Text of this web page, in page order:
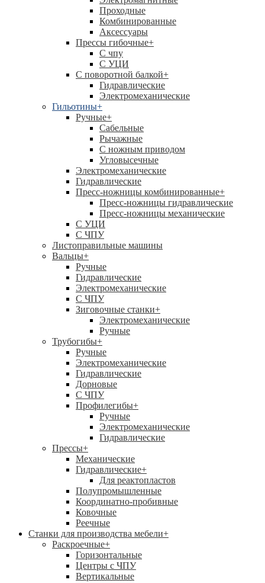
Проходные
Комбинированные
Аксессуары
Прессы гибочные+
C чпу
С УЦИ
С поворотной балкой+
Гидравлические
Электромеханические
Гильотины+
Ручные+
Сабельные
Рычажные
С ножным приводом
Угловысечные
Электромеханические
Гидравлические
Пресс-ножницы комбинированные+
Пресс-ножницы гидравлические
Пресс-ножницы механические
С УЦИ
С ЧПУ
Листоправильные машины
Вальцы+
Ручные
Гидравлические
Электромеханические
С ЧПУ
Зиговочные станки+
Электромеханические
Ручные
Трубогибы+
Ручные
Электромеханические
Гидравлические
Дорновые
С ЧПУ
Профилегибы+
Ручные
Электромеханические
Гидравлические
Прессы+
Механические
Гидравлические+
Для реактопластов
Полупромышленные
Координатно-пробивные
Ковочные
Реечные
Станки для производства мебели+
Раскроечные+
Горизонтальные
Центры с ЧПУ
Вертикальные